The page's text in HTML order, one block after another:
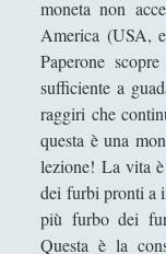
ARTICOLI PER
Alberto Labellarte
Alessandro Giorgi
Alice Manzoni
Andrea Bardazzi
Andrea Corona
moneta non
America (USA,
Paperone
sufficiente a
raggiri che
questa è una
lezione! La vita
dei furbi pronti a
più furbo dei
Questa è la